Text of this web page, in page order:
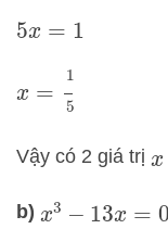
5x =1
5
Vậy có 2 giá trị x
b) x3 −13x= 0